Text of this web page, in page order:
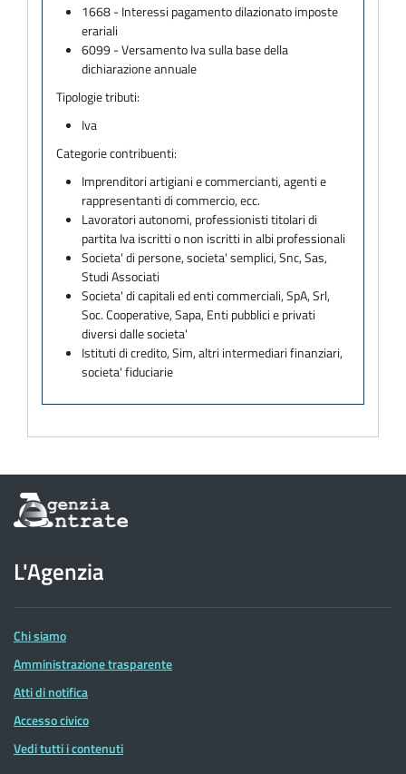
1668 - Interessi pagamento dilazionato imposte
erariali
6099 - Versamento Iva sulla base della
dichiarazione annuale
Tipologie tributi:
Iva
Categorie contribuenti:
Imprenditori artigiani e commercianti, agenti e
rappresentanti di commercio, ecc.
Lavoratori autonomi, professionisti titolari di
partita Iva iscritti o non iscritti in albi professionali
Societa' di persone, societa' semplici, Snc, Sas,
Studi Associati
Societa' di capitali ed enti commerciali, SpA, Srl,
Soc. Cooperative, Sapa, Enti pubblici e privati
diversi dalle societa'
Istituti di credito, Sim, altri intermediari finanziari,
societa' fiduciarie
Informazioni
sul
dell'Agenzia
delle
Entrate
L'Agenzia
Chi siamo
Amministrazione trasparente
Atti di notifica
Accesso civico
Vedi tutti i contenuti